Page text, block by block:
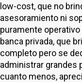
low-cost, que no
asesoramiento ni
puramente
banca privada, que
completo pero se
administrar grandes
cuanto menos,